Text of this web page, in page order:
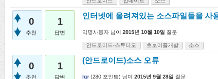
0
추천
1
답변
인터넷에 올려져있는 소스파일들을 사
익명사용자 님이 2015년 10월 10일 질문
안드로이드-스튜디오 초보어플개발 소스
0
추천
1
답변
(안드로이드)소스 오류
lgr (280 포인트) 님이 2015년 9월 28일 질문